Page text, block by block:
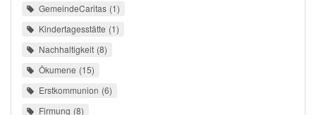
GemeindeCaritas 1
Kindertagesstätte 1
Nachhaltigkeit 8
Ökumene 15
Erstkommunion 6
Firmung 8